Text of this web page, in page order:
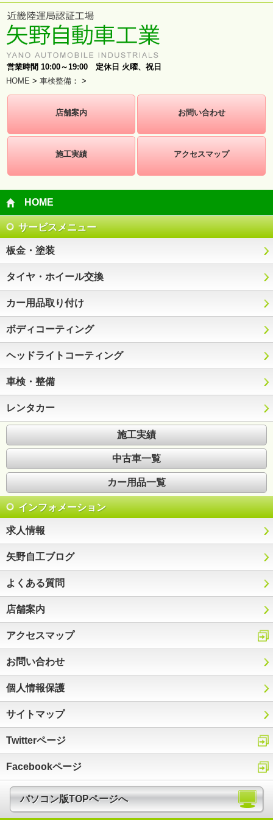
営業時間 10:00～19:00 定休日 火曜、祝日
HOME > 車検整備 ： >
店舗案内 お問い合わせ
施工実績 アクセスマップ
HOME
サービスメニュー
板金・塗装
タイヤ・ホイール交換
カー用品取り付け
ボディコーティング
ヘッドライトコーティング
車検・整備
レンタカー
施工実績
中古車一覧
カー用品一覧
インフォメーション
求人情報
矢野自工ブログ
よくある質問
店舗案内
アクセスマップ
お問い合わせ
個人情報保護
サイトマップ
Twitterページ
Facebookページ
パソコン版TOPページへ